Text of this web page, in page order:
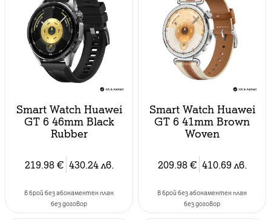
Smart Watch Huawei
GT 6 46mm Black
Rubber
219.98 € 430.24 лв.
в брой без абонаментен план
без договор
Smart Watch Huawei
GT 6 41mm Brown
Woven
209.98 € 410.69 лв.
в брой без абонаментен план
без договор